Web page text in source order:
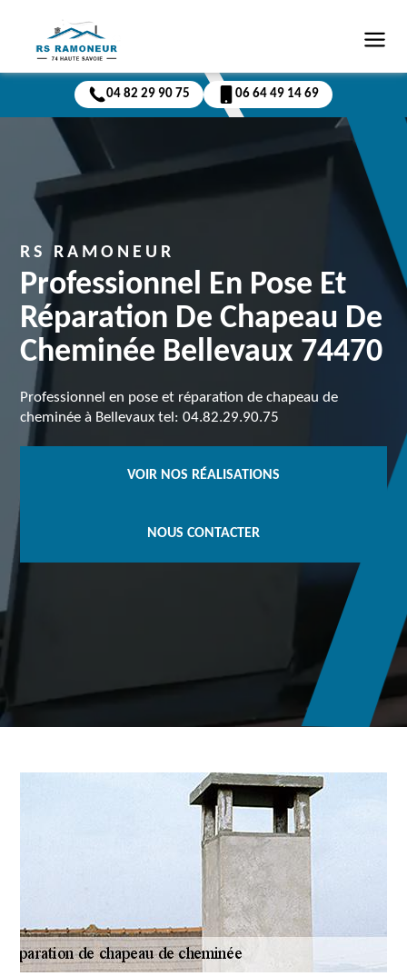
04 82 29 90 75 06 64 49 14 69
RS RAMONEUR
Professionnel En Pose Et
Réparation De Chapeau De
Cheminée Bellevaux 74470
Professionnel en pose et réparation de chapeau de
cheminée à Bellevaux tel: 04.82.29.90.75
VOIR NOS RÉALISATIONS
NOUS CONTACTER